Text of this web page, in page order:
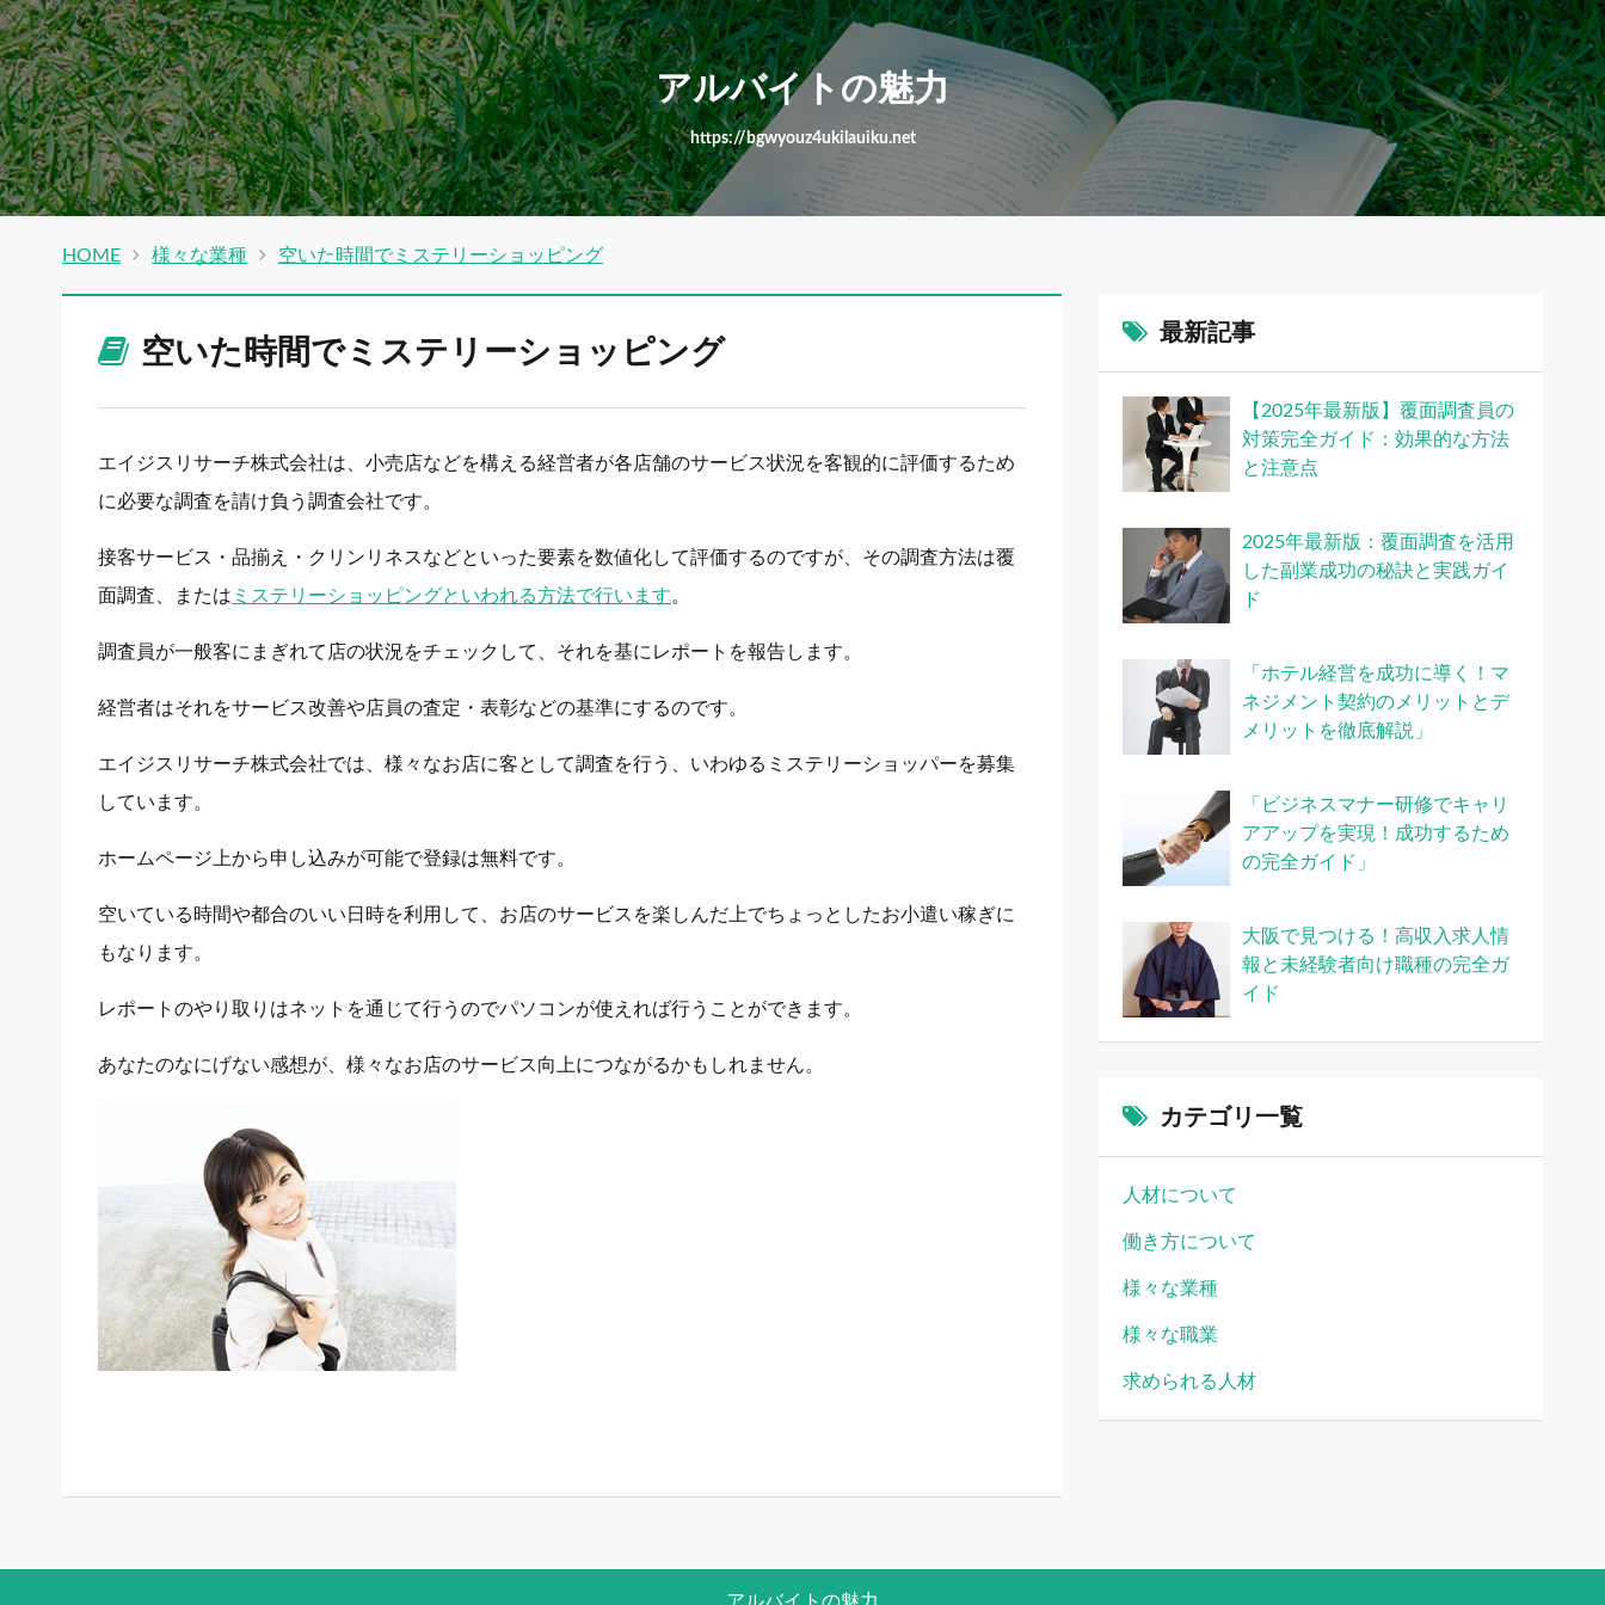
アルバイトの魅力
https://bgwyouz4ukilauiku.net
HOME 様々な業種 空いた時間でミステリーショッピング
空いた時間でミステリーショッピング
エイジスリサーチ株式会社は、小売店などを構える経営者が各店舗のサービス状況を客観的に評価するため
に必要な調査を請け負う調査会社です。
接客サービス・品揃え・クリンリネスなどといった要素を数値化して評価するのですが、その調査方法は覆
面調査、または ミステリーショッピングといわれる方法で行います。
調査員が一般客にまぎれて店の状況をチェックして、それを基にレポートを報告します。
経営者はそれをサービス改善や店員の査定・表彰などの基準にするのです。
エイジスリサーチ株式会社では、様々なお店に客として調査を行う、いわゆるミステリーショッパーを募集
しています。
ホームページ上から申し込みが可能で登録は無料です。
空いている時間や都合のいい日時を利用して、お店のサービスを楽しんだ上でちょっとしたお小遣い稼ぎに
もなります。
レポートのやり取りはネットを通じて行うのでパソコンが使えれば行うことができます。
あなたのなにげない感想が、様々なお店のサービス向上につながるかもしれません。
最新記事
【2025年最新版】覆面調査員の
対策完全ガイド：効果的な方法
と注意点
2025年最新版：覆面調査を活用
した副業成功の秘訣と実践ガイ
ド
「ホテル経営を成功に導く！マ
ネジメント契約のメリットとデ
メリットを徹底解説」
「ビジネスマナー研修でキャリ
アアップを実現！成功するため
の完全ガイド」
大阪で見つける！高収入求人情
報と未経験者向け職種の完全ガ
イド
カテゴリ一覧
人材について
働き方について
様々な業種
様々な職業
求められる人材
アルバイトの魅力